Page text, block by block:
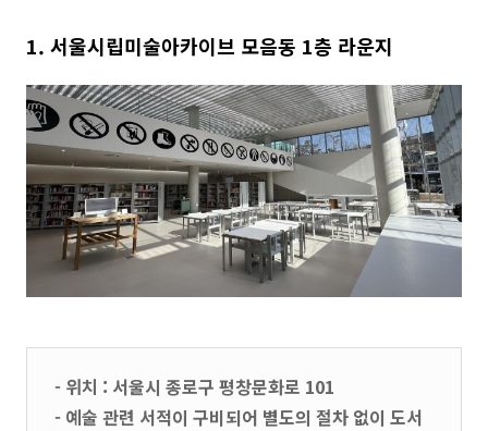
1. 서울시립미술아카이브 모음동 1층 라운지
- 위치 : 서울시 종로구 평창문화로 101
- 예술 관련 서적이 구비되어 별도의 절차 없이 도서